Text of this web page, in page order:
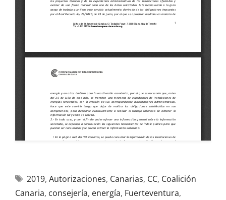
2019, Autorizaciones, Canarias, CC, Coalición
Canaria, consejería, energía, Fuerteventura,